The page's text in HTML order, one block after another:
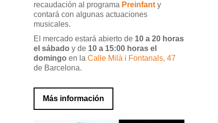
recaudación al programa Preinfant y
contará con algunas actuaciones
musicales.
El mercado estará abierto de 10 a 20 horas
el sábado y de 10 a 15:00 horas el
domingo en la Calle Milà i Fontanals, 47
de Barcelona.
Más información